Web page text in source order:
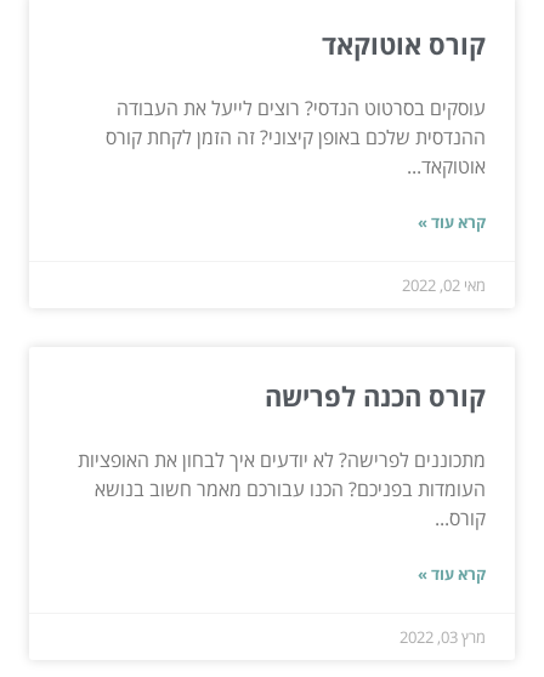
קורס אוטוקאד
עוסקים בסרטוט הנדסי? רוצים לייעל את העבודה
ההנדסית שלכם באופן קיצוני? זה הזמן לקחת קורס
אוטוקאד...
קרא עוד »
מאי 02, 2022
קורס הכנה לפרישה
מתכוננים לפרישה? לא יודעים איך לבחון את האופציות
העומדות בפניכם? הכנו עבורכם מאמר חשוב בנושא
קורס...
קרא עוד »
מרץ 03, 2022